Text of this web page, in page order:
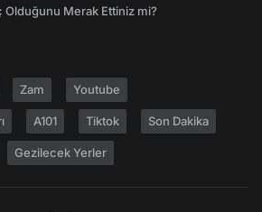
Olduğunu Merak Ettiniz mi?
Zam Youtube
A101 Tiktok Son Dakika
Gezilecek Yerler